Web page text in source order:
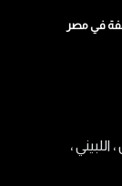
في مصر
،